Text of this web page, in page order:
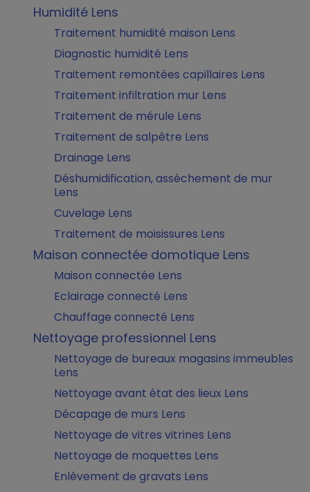
Humidité Lens
Traitement humidité maison Lens
Diagnostic humidité Lens
Traitement remontées capillaires Lens
Traitement infiltration mur Lens
Traitement de mérule Lens
Traitement de salpêtre Lens
Drainage Lens
Déshumidification, assèchement de mur
Lens
Cuvelage Lens
Traitement de moisissures Lens
Maison connectée domotique Lens
Maison connectée Lens
Eclairage connecté Lens
Chauffage connecté Lens
Nettoyage professionnel Lens
Nettoyage de bureaux magasins immeubles
Lens
Nettoyage avant état des lieux Lens
Décapage de murs Lens
Nettoyage de vitres vitrines Lens
Nettoyage de moquettes Lens
Enlèvement de gravats Lens